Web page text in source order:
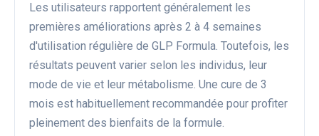
Les utilisateurs rapportent généralement les
premières améliorations après 2 à 4 semaines
d'utilisation régulière de GLP Formula. Toutefois, les
résultats peuvent varier selon les individus, leur
mode de vie et leur métabolisme. Une cure de 3
mois est habituellement recommandée pour profiter
pleinement des bienfaits de la formule.